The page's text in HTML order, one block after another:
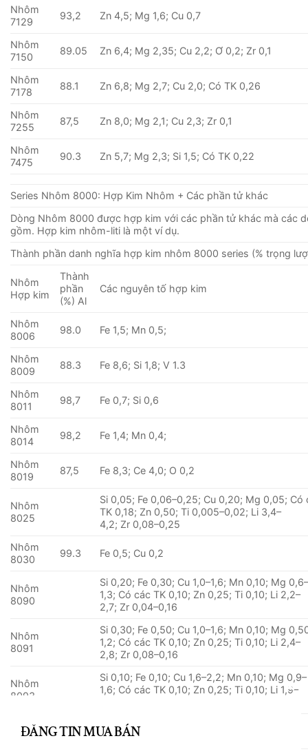
Nhôm
7129
93,2 Zn 4,5; Mg 1,6; Cu 0,7
Nhôm
7150
89.05 Zn 6,4; Mg 2,35; Cu 2,2; Ơ 0,2; Zr 0,1
Nhôm
7178
88.1 Zn 6,8; Mg 2,7; Cu 2,0; Có TK 0,26
Nhôm
7255
87,5 Zn 8,0; Mg 2,1; Cu 2,3; Zr 0,1
Nhôm
7475
90.3 Zn 5,7; Mg 2,3; Si 1,5; Có TK 0,22
Series Nhôm 8000: Hợp Kim Nhôm + Các phần tử khác
Dòng Nhôm 8000 được hợp kim với các phần tử khác mà các
gồm. Hợp kim nhôm-liti là một ví dụ.
Thành phần danh nghĩa hợp kim nhôm 8000 series (% trọng
Nhôm
Hợp kim
Thành
phần
(%) Al
Các nguyên tố hợp kim
Nhôm
8006
98.0 Fe 1,5; Mn 0,5;
Nhôm
8009
88.3 Fe 8,6; Si 1,8; V 1.3
Nhôm
8011
98,7 Fe 0,7; Si 0,6
Nhôm
8014
98,2 Fe 1,4; Mn 0,4;
Nhôm
8019
87,5 Fe 8,3; Ce 4,0; O 0,2
Nhôm
8025
Si 0,05; Fe 0,06–0,25; Cu 0,20; Mg 0,05; Có
TK 0,18; Zn 0,50; Ti 0,005–0,02; Li 3,4–
4,2; Zr 0,08–0,25
Nhôm
8030
99.3 Fe 0,5; Cu 0,2
Nhôm
8090
Si 0,20; Fe 0,30; Cu 1,0–1,6; Mn 0,10; Mg
1,3; Có các TK 0,10; Zn 0,25; Ti 0,10; Li 2,2–
2,7; Zr 0,04–0,16
Nhôm
8091
Si 0,30; Fe 0,50; Cu 1,0–1,6; Mn 0,10; Mg
1,2; Có các TK 0,10; Zn 0,25; Ti 0,10; Li 2,4–
2,8; Zr 0,08–0,16
Nhôm
8093
Si 0,10; Fe 0,10; Cu 1,6–2,2; Mn 0,10; Mg 0,9–
1,6; Có các TK 0,10; Zn 0,25; Ti 0,10; Li 1,9–
Nhôm
8176
99.3 Fe 0,6; Si 0,1
THIS